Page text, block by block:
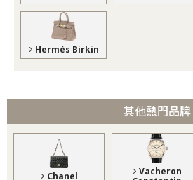
Hermès Birkin
其他熱門品牌
Chanel
Vacheron